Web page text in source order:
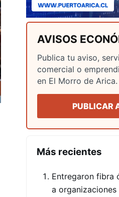
AVISOS
Publica tu aviso,
comercial o
en El Morro de Arica.
PUBLICAR
Más recientes
Entregaron fibra
a